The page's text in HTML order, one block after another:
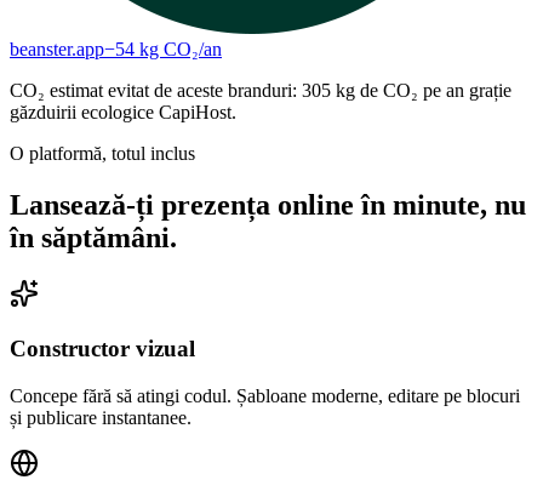
beanster.app−54 kg CO₂/an
CO₂ estimat evitat de aceste branduri: 305 kg de CO₂ pe an grație
găzduirii ecologice CapiHost.
O platformă, totul inclus
Lansează-ți prezența online în minute, nu
în săptămâni.
Constructor vizual
Concepe fără să atingi codul. Șabloane moderne, editare pe blocuri
și publicare instantanee.